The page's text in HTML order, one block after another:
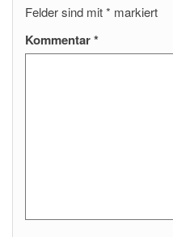
Felder sind mit* markiert
Kommentar*